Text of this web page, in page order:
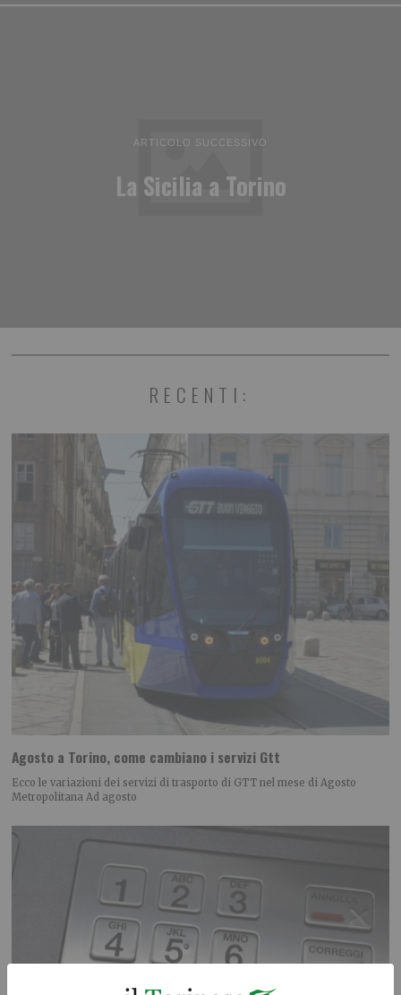
ARTICOLO SUCCESSIVO
La Sicilia a Torino
RECENTI:
Agosto a Torino, come cambiano i servizi Gtt
Ecco le variazioni dei servizi di trasporto di GTT nel mese di Agosto
Metropolitana Ad agosto